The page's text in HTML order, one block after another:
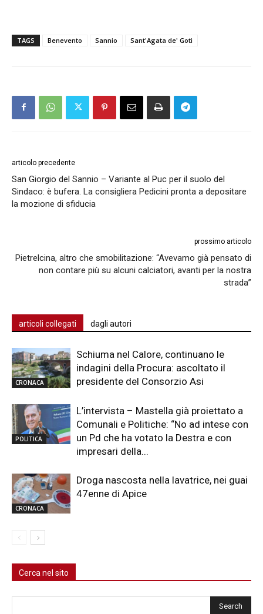
TAGS Benevento Sannio Sant'Agata de' Goti
articolo precedente
San Giorgio del Sannio – Variante al Puc per il suolo del
Sindaco: è bufera. La consigliera Pedicini pronta a depositare
la mozione di sfiducia
prossimo articolo
Pietrelcina, altro che smobilitazione: “Avevamo già pensato di
non contare più su alcuni calciatori, avanti per la nostra
strada”
articoli collegati dagli autori
CRONACA
Schiuma nel Calore, continuano le
indagini della Procura: ascoltato il
presidente del Consorzio Asi
POLITICA
L’intervista – Mastella già proiettato a
Comunali e Politiche: “No ad intese con
un Pd che ha votato la Destra e con
impresari della...
CRONACA
Droga nascosta nella lavatrice, nei guai
47enne di Apice
Cerca nel sito